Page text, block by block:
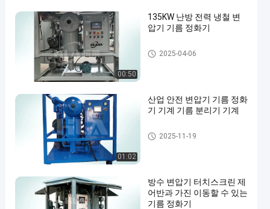
00:50
135KW 난방 전력 냉철 변
압기 기름 정화기
변압기 기름 정화기 기계
2025-04-06
01:02
산업 안전 변압기 기름 정화
기 기계 기름 분리기 기계
변압기 기름 정화기 기계
2025-11-19
방수 변압기 터치스크린 제
어반과 가진 이동할 수 있는
기름 정화기